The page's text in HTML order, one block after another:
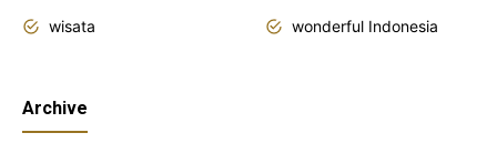
wisata
wonderful Indonesia
Archive